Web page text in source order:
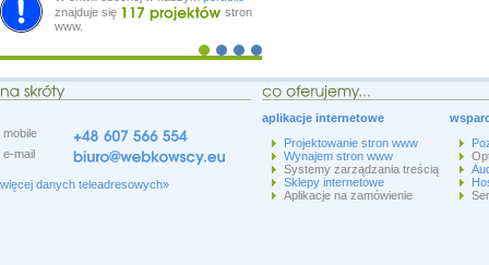
znajduje się
stron
www.
mobile
e-mail
więcej danych teleadresowych»
aplikacje internetowe
Projektowanie stron www
Wynajem stron www
Systemy zarządzania treścią
Sklepy internetowe
Aplikacje na zamówienie